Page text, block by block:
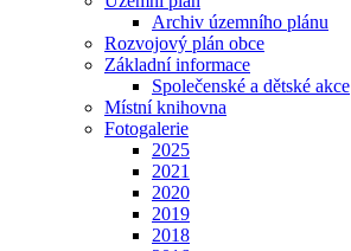
Archiv územního plánu
Rozvojový plán obce
Základní informace
Společenské a dětské akce
Místní knihovna
Fotogalerie
2025
2021
2020
2019
2018